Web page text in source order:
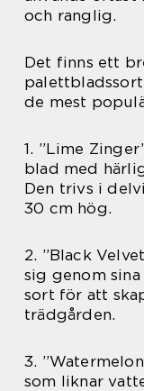
och ranglig.
Det finns ett
de mest
1. ”Lime
blad med
Den trivs i
30 cm hög.
2. ”Black
sig genom
sort för att
trädgården.
3.
som liknar